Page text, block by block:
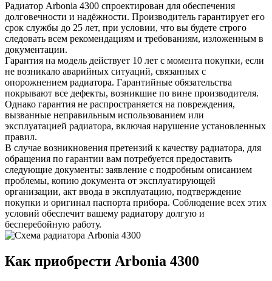
Радиатор Arbonia 4300 спроектирован для обеспечения
долговечности и надёжности. Производитель гарантирует его
срок службы до 25 лет, при условии, что вы будете строго
следовать всем рекомендациям и требованиям, изложенным в
документации.
Гарантия на модель действует 10 лет с момента покупки, если
не возникало аварийных ситуаций, связанных с
опорожнением радиатора. Гарантийные обязательства
покрывают все дефекты, возникшие по вине производителя.
Однако гарантия не распространяется на повреждения,
вызванные неправильным использованием или
эксплуатацией радиатора, включая нарушение установленных
правил.
В случае возникновения претензий к качеству радиатора, для
обращения по гарантии вам потребуется предоставить
следующие документы: заявление с подробным описанием
проблемы, копию документа от эксплуатирующей
организации, акт ввода в эксплуатацию, подтверждение
покупки и оригинал паспорта прибора. Соблюдение всех этих
условий обеспечит вашему радиатору долгую и
бесперебойную работу.
Как приобрести Arbonia 4300